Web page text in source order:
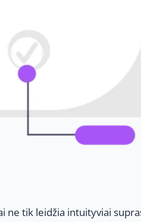
ne tik leidžia intuityviai